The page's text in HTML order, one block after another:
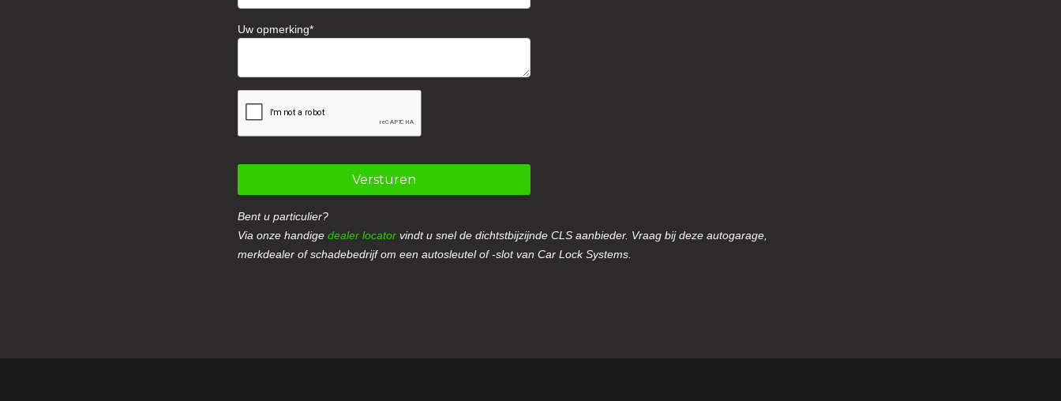
Uw opmerking
Versturen
Bent u particulier?
Via onze handigedealer locator vindt u snel de dichtstbijzijnde CLS aanbieder. Vraag bij deze autogarage,
merkdealer of schadebedrijf om een autosleutel of -slot van Car Lock Systems.